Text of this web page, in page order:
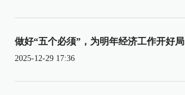
做好“五个必须”，为明年经济工作开好局
2025-12-29 17:36